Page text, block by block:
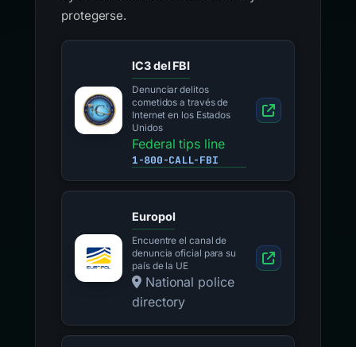
protegerse.
IC3 del FBI
Denunciar delitos
cometidos a través de
Internet en los Estados
Unidos
Federal tips line
1-800-CALL-FBI
Europol
Encuentre el canal de
denuncia oficial para su
país de la UE
National police
directory